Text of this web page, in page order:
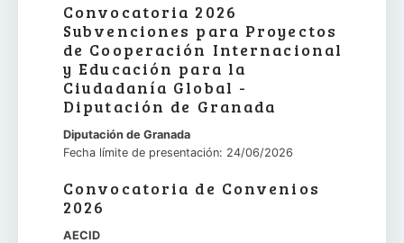
Convocatoria 2026
Subvenciones para Proyectos
de Cooperación Internacional
y Educación para la
Ciudadanía Global -
Diputación de Granada
Diputación de Granada
Fecha límite de presentación: 24/06/2026
Convocatoria de Convenios
2026
AECID